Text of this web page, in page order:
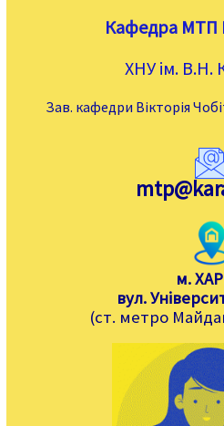
Кафедра МТП
ХНУ ім. В.Н.
Зав. кафедри Вікторія
м.
вул.
(ст. метро